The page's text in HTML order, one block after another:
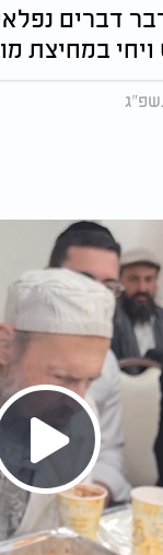
דברים
במחיצת